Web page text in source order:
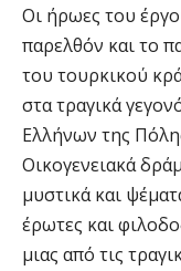
Οι ήρωες του
παρελθόν και το
του τουρκικού
στα τραγικά
Ελλήνων της
Οικογενειακά
μυστικά και
έρωτες και
μιας από τις